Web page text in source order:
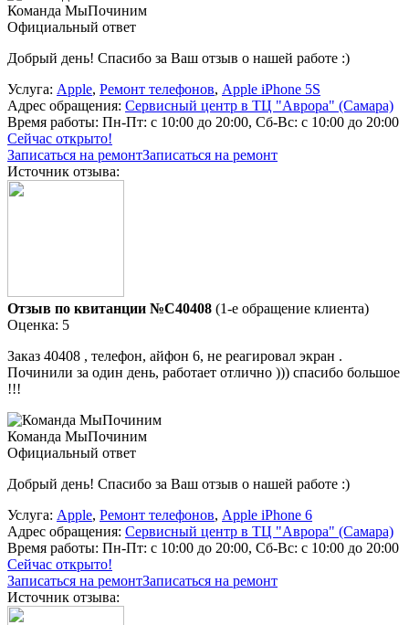
Команда МыПочиним
Официальный ответ
Добрый день! Спасибо за Ваш отзыв о нашей работе :)
Услуга: Apple, Ремонт телефонов, Apple iPhone 5S
Адрес обращения: Сервисный центр в ТЦ "Аврора" (Самара)
Время работы: Пн-Пт: с 10:00 до 20:00, Сб-Вс: с 10:00 до 20:00
Сейчас открыто!
Записаться на ремонтЗаписаться на ремонт
Источник отзыва:
Отзыв по квитанции №C40408 (1-е обращение клиента)
Оценка: 5
Заказ 40408 , телефон, айфон 6, не реагировал экран .
Починили за один день, работает отлично ))) спасибо большое
!!!
Команда МыПочиним
Официальный ответ
Добрый день! Спасибо за Ваш отзыв о нашей работе :)
Услуга: Apple, Ремонт телефонов, Apple iPhone 6
Адрес обращения: Сервисный центр в ТЦ "Аврора" (Самара)
Время работы: Пн-Пт: с 10:00 до 20:00, Сб-Вс: с 10:00 до 20:00
Сейчас открыто!
Записаться на ремонтЗаписаться на ремонт
Источник отзыва: